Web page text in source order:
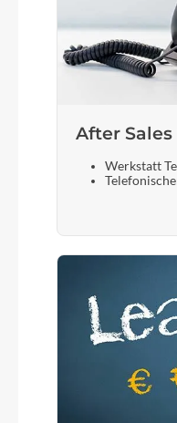
After Sales
Werkstatt